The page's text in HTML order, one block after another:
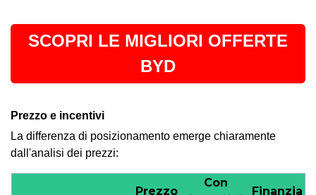
SCOPRI LE MIGLIORI OFFERTE
BYD
Prezzo e incentivi
La differenza di posizionamento emerge chiaramente
dall'analisi dei prezzi:
Prezzo
Con
Finanzia